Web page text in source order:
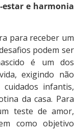
estar e harmonia
para receber um
podem ser
é um dos
exigindo não
infantis,
da casa. Para
teste de amor,
como objetivo